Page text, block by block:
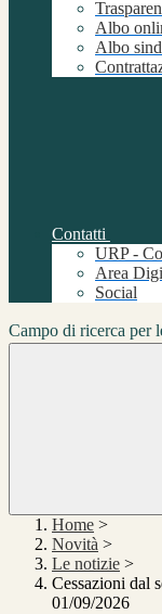
Albo
Albo
Contatti
URP -
Area
Social
Campo di ricerca per
Home >
Novità >
Le notizie >
Cessazioni dal
01/09/2026